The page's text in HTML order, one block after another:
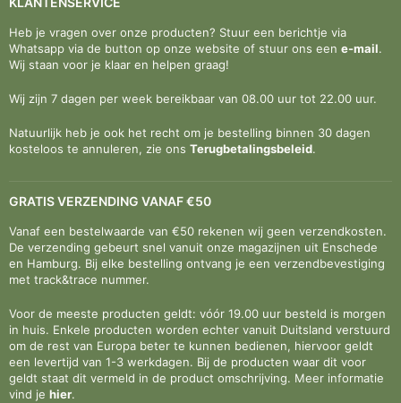
Heb je vragen over onze producten? Stuur een berichtje via
Whatsapp via de button op onze website of stuur ons een e-mail.
Wij staan voor je klaar en helpen graag!
Wij zijn 7 dagen per week bereikbaar van 08.00 uur tot 22.00 uur.
Natuurlijk heb je ook het recht om je bestelling binnen 30 dagen
kosteloos te annuleren, zie ons Terugbetalingsbeleid.
GRATIS VERZENDING VANAF €50
Vanaf een bestelwaarde van €50 rekenen wij geen verzendkosten.
De verzending gebeurt snel vanuit onze magazijnen uit Enschede
en Hamburg. Bij elke bestelling ontvang je een verzendbevestiging
met track&trace nummer.
Voor de meeste producten geldt: vóór 19.00 uur besteld is morgen
in huis. Enkele producten worden echter vanuit Duitsland verstuurd
om de rest van Europa beter te kunnen bedienen, hiervoor geldt
een levertijd van 1-3 werkdagen. Bij de producten waar dit voor
geldt staat dit vermeld in de product omschrijving. Meer informatie
vind je hier.